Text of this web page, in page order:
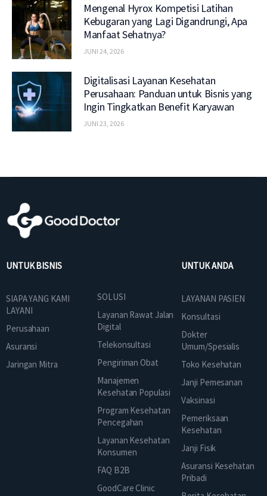
Mengenal Hyrox Kompetisi Latihan
Kebugaran yang Lagi Digandrungi, Apa
Manfaat Sehatnya?
JUNI 24, 2026
Digitalisasi Layanan Kesehatan
Perusahaan: Panduan untuk Bisnis yang
Ingin Tingkatkan Benefit Karyawan
JUNI 23, 2026
UNTUK BISNIS
SIAPA YANG KAMI
LAYANI
Perusahaan
Asuransi
Jaringan Mitra
SOLUSI
Layanan Rawat Jalan
Digital
Telekonsultasi
Pengiriman Obat
Manajemen
Kesehatan Populasi
Program Kesehatan
Pencegahan
Layanan Kesehatan
Konsumen
FAQ B2B
GoodCare Clinic
UNTUK ANDA
LAYANAN PASIEN
Konsultasi
Dokter
Umum/Spesialis
Toko Kesehatan
Janji Pemesanan
Vaksinasi
Pemeriksaan
Kesehatan
Janji Fisik
Asuransi Kesehatan
Pribadi